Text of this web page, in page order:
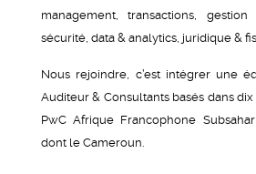
management, transactions,
sécurité, data & analytics, juridique &
Nous rejoindre, c’est intégrer une
Auditeur & Consultants basés dans
PwC Afrique Francophone
dont le Cameroun.